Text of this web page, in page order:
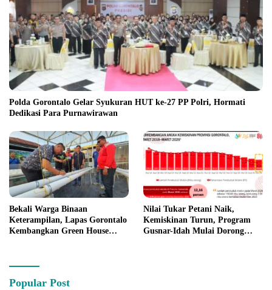
Polda Gorontalo Gelar Syukuran HUT ke-27 PP Polri, Hormati
Dedikasi Para Purnawirawan
Bekali Warga Binaan
Keterampilan, Lapas Gorontalo
Kembangkan Green House
Nilai Tukar Petani Naik,
Kemiskinan Turun, Program
Gusnar-Idah Mulai Dorong
Popular Post